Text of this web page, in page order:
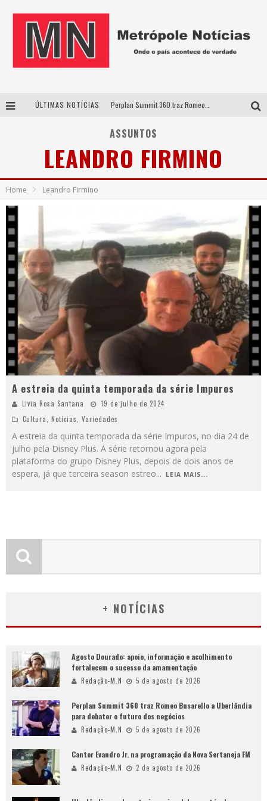
ÚLTIMAS NOTÍCIAS
Uberlândia recebe estreia nacional de espetáculo inspirado em episódio marcante da vida de Friedrich Nietzsche
Agosto Dourado: apoio, informação e acolhimento fortalecem o sucesso da amamentação
ASSUNTOS
LEANDRO FIRMINO
Home Leandro Firmino
A estreia da quinta temporada da série Impuros
Livia Rosa Santana
19 de julho de 2024
Cultura, Notícias, Variedades
A estreia da quinta temporada da série Impuros, no dia 24 de
julho pela Disney Plus. A série retornou agora pela
plataforma do grupo Disney Plus, depois de dois anos de
espera, já que terceira season estreo... LEIA MAIS...
+ NOTÍCIAS
Agosto Dourado: apoio, informação e acolhimento
fortalecem o sucesso da amamentação
Redação-M.N 5 de agosto de 2026
Perplan Summit 360 traz Romeo Busarello a Uberlândia
para debater o futuro dos negócios
Redação-M.N 5 de agosto de 2026
Cantor Evandro Jr. na programação da Nova Sertaneja FM
Redação-M.N 2 de agosto de 2026